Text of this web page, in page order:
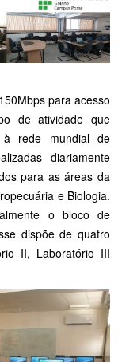
para acesso
de atividade que
à rede mundial de
diariamente
para as áreas da
e Biologia.
o bloco de
dispõe de quatro
II, Laboratório III